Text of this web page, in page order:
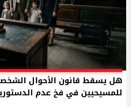
هل يسقط قانون الأحوال
للمسيحيين في فخ عدم